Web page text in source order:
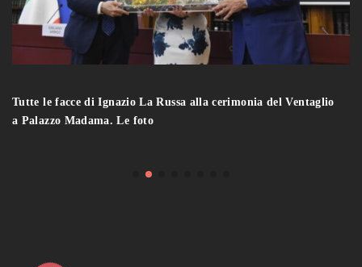
Tutte le facce di Ignazio La Russa alla cerimonia del Ventaglio
a Palazzo Madama. Le foto